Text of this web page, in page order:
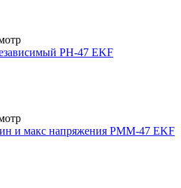
РH-47 EKF
и макс напряжения РММ-47 EKF